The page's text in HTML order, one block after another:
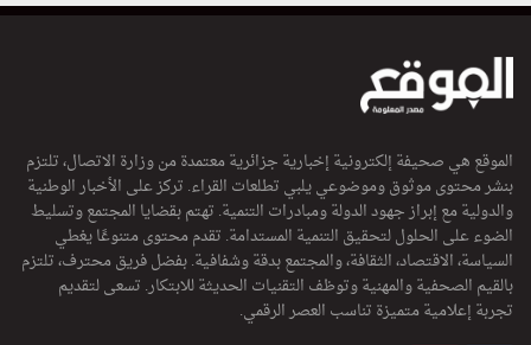
الموقع هي صحيفة إلكترونية إخبارية جزائرية معتمدة من وزارة الاتصال، تلتزم
بنشر محتوى موثوق وموضوعي يلبي تطلعات القراء. تركز على الأخبار الوطنية
والدولية مع إبراز جهود الدولة ومبادرات التنمية. تهتم بقضايا المجتمع وتسليط
الضوء على الحلول لتحقيق التنمية المستدامة. تقدم محتوى متنوعًا يغطي
السياسة، الاقتصاد، الثقافة، والمجتمع بدقة وشفافية. بفضل فريق محترف، تلتزم
بالقيم الصحفية والمهنية وتوظف التقنيات الحديثة للابتكار. تسعى لتقديم
تجربة إعلامية متميزة تناسب العصر الرقمي.